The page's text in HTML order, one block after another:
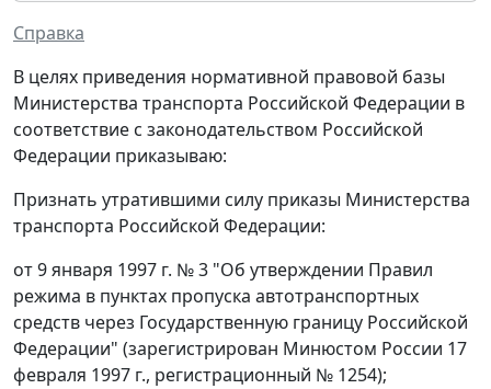
Справка
В целях приведения нормативной правовой базы
Министерства транспорта Российской Федерации в
соответствие с законодательством Российской
Федерации приказываю:
Признать утратившими силу приказы Министерства
транспорта Российской Федерации:
от 9 января 1997 г. № 3 "Об утверждении Правил
режима в пунктах пропуска автотранспортных
средств через Государственную границу Российской
Федерации" (зарегистрирован Минюстом России 17
февраля 1997 г., регистрационный № 1254);